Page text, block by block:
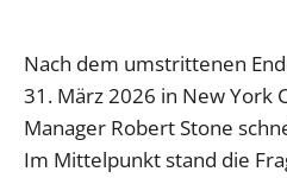
Nach dem umstrittenen
31. März 2026 in New York
Manager Robert Stone
Im Mittelpunkt stand die